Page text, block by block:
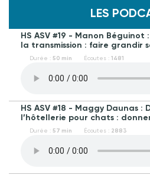
LES
HS ASV #19 - Manon
la transmission : faire grandir
Durée : 50 min Écoutes : 1481
HS ASV #18 - Maggy Daunas :
l’hôtellerie pour chats :
Durée : 57 min Écoutes : 2883